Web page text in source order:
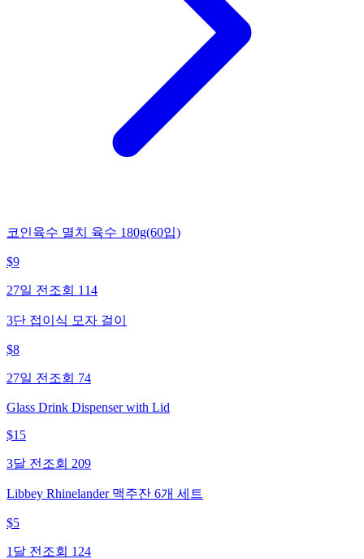
코인육수 멸치 육수 180g(60입)
$9
27일 전 조회 114
3단 접이식 모자 걸이
$8
27일 전 조회 74
Glass Drink Dispenser with Lid
$15
3달 전 조회 209
Libbey Rhinelander 맥주잔 6개 세트
$5
1달 전 조회 124